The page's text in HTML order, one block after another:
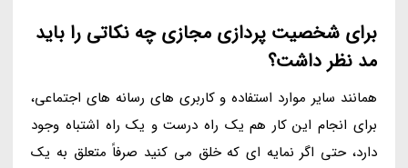
برای شخصیت پردازی مجازی چه نکاتی را باید
مد نظر داشت؟
همانند سایر موارد استفاده و کاربری های رسانه های اجتماعی،
برای انجام این کار هم یک راه درست و یک راه اشتباه وجود
دارد، حتی اگر نمایه ای که خلق می کنید صرفاً متعلق به یک